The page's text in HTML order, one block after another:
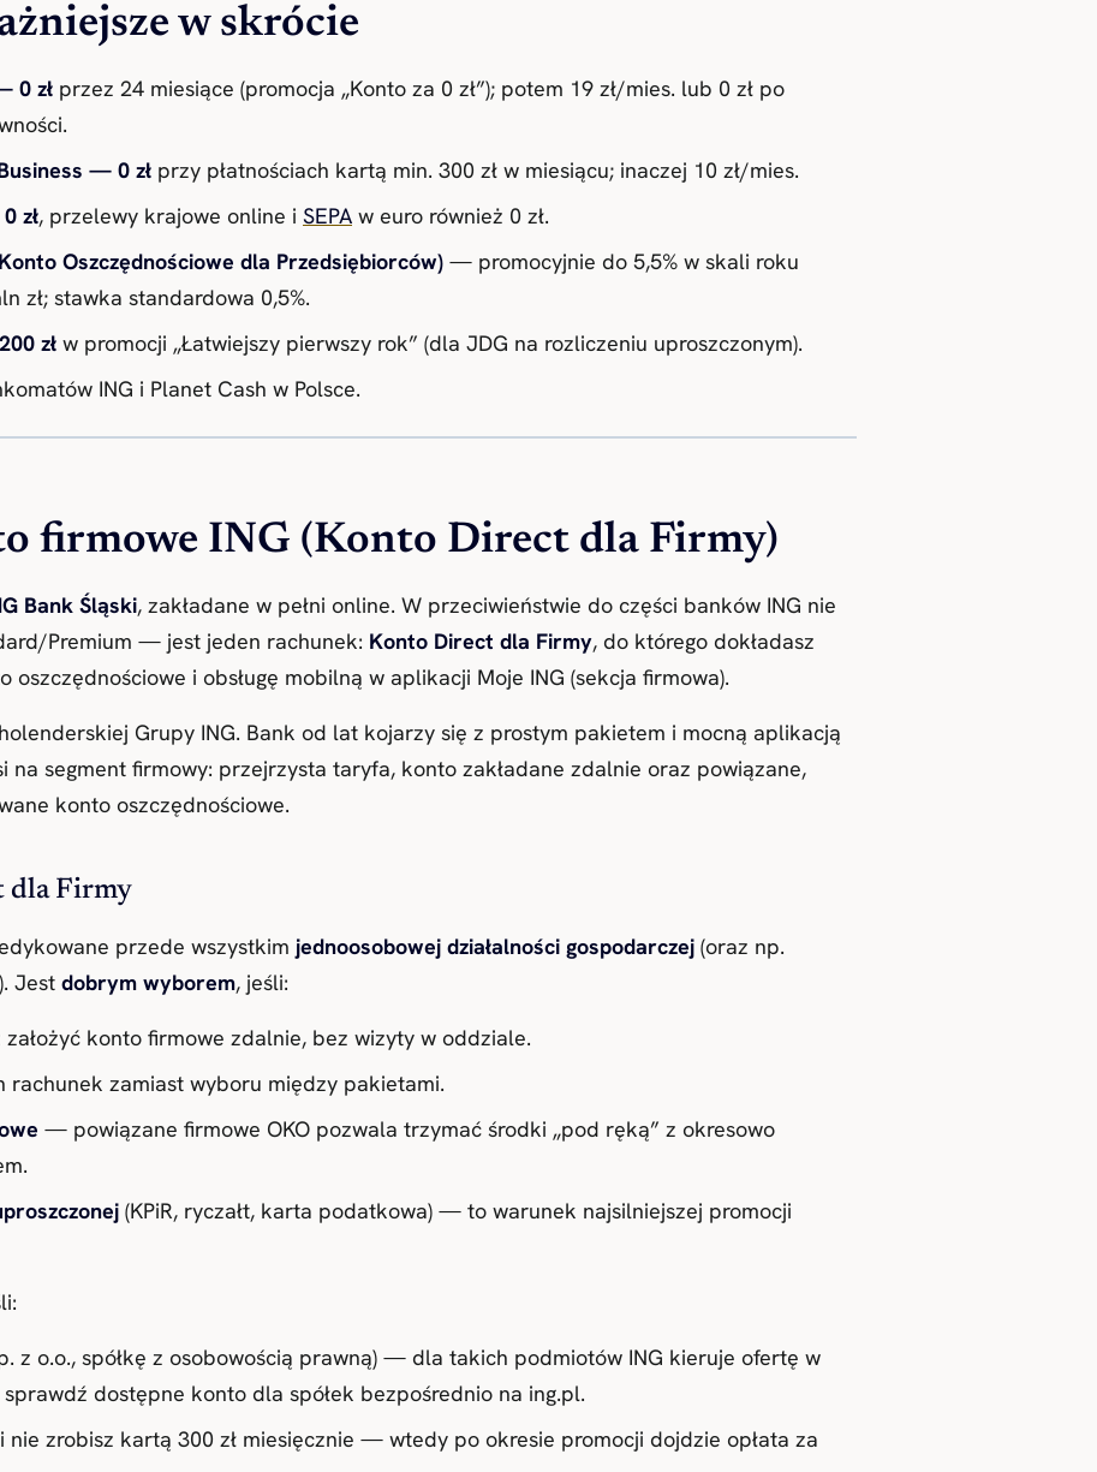
w skrócie
0 zł przez 24 miesiące (promocja „Konto za 0 zł”); potem 19 zł/mies. lub 0 zł po
— 0 zł przy płatnościach kartą min. 300 zł w miesiącu; inaczej 10 zł/mies.
zł, przelewy krajowe online i SEPA w euro również 0 zł.
Oszczędnościowe dla Przedsiębiorców) — promocyjnie do 5,5% w skali roku
zł; stawka standardowa 0,5%.
zł w promocji „Łatwiejszy pierwszy rok” (dla JDG na rozliczeniu uproszczonym).
ING i Planet Cash w Polsce.
firmowe ING (Konto Direct dla Firmy)
Bank Śląski, zakładane w pełni online. W przeciwieństwie do części banków ING nie
Premium — jest jeden rachunek: Konto Direct dla Firmy, do którego dokładasz
oszczędnościowe i obsługę mobilną w aplikacji Moje ING (sekcja firmowa).
Grupy ING. Bank od lat kojarzy się z prostym pakietem i mocną aplikacją
segment firmowy: przejrzysta taryfa, konto zakładane zdalnie oraz powiązane,
konto oszczędnościowe.
dla Firmy
przede wszystkim jednoosobowej działalności gospodarczej (oraz np.
Jest dobrym wyborem, jeśli:
założyć konto firmowe zdalnie, bez wizyty w oddziale.
zamiast wyboru między pakietami.
— powiązane firmowe OKO pozwala trzymać środki „pod ręką” z okresowo
(KPiR, ryczałt, karta podatkowa) — to warunek najsilniejszej promocji
z o.o., spółkę z osobowością prawną) — dla takich podmiotów ING kieruje ofertę w
dostępne konto dla spółek bezpośrednio na ing.pl.
i nie zrobisz kartą 300 zł miesięcznie — wtedy po okresie promocji dojdzie opłata za